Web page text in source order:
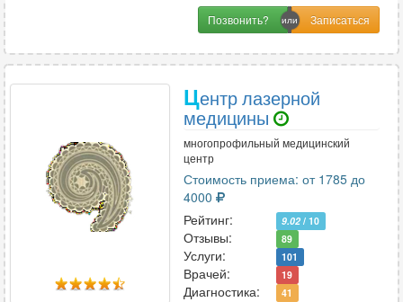
4
полового члена 19
пояснично-крестцового отдела позвоночника
предстательной железы 49
предстательной железы и семенных пузырьков
предстательной железы трансректальное
придаточных пазух носа
Позвонить?
Центр лазерной
медицины
многопрофильный медицинский
центр
Стоимость приема: от 1785 до
4000
Рейтинг:
9.02 / 10
Отзывы: 89
Услуги: 101
Врачей: 19
Диагностика: 41